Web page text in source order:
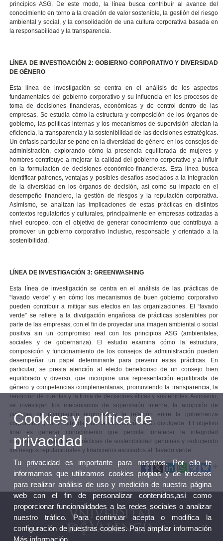
principios ASG. De este modo, la línea busca contribuir al avance del
conocimiento en torno a la creación de valor sostenible, la gestión del riesgo
ambiental y social, y la consolidación de una cultura corporativa basada en
la responsabilidad y la transparencia.
LÍNEA DE INVESTIGACIÓN 2: GOBIERNO CORPORATIVO Y DIVERSIDAD
DE GÉNERO
Esta línea de investigación se centra en el análisis de los aspectos
fundamentales del gobierno corporativo y su influencia en los procesos de
toma de decisiones financieras, económicas y de control dentro de las
empresas. Se estudia cómo la estructura y composición de los órganos de
gobierno, las políticas internas y los mecanismos de supervisión afectan la
eficiencia, la transparencia y la sostenibilidad de las decisiones estratégicas.
Un énfasis particular se pone en la diversidad de género en los consejos de
administración, explorando cómo la presencia equilibrada de mujeres y
hombres contribuye a mejorar la calidad del gobierno corporativo y a influir
en la formulación de decisiones económico-financieras. Esta línea busca
identificar patrones, ventajas y posibles desafíos asociados a la integración
de la diversidad en los órganos de decisión, así como su impacto en el
desempeño financiero, la gestión de riesgos y la reputación corporativa.
Asimismo, se analizan las implicaciones de estas prácticas en distintos
contextos regulatorios y culturales, principalmente en empresas cotizadas a
nivel europeo, con el objetivo de generar conocimiento que contribuya a
promover un gobierno corporativo inclusivo, responsable y orientado a la
sostenibilidad.
LÍNEA DE INVESTIGACIÓN 3: GREENWASHING
Esta línea de investigación se centra en el análisis de las prácticas de
“lavado verde” y en cómo los mecanismos de buen gobierno corporativo
pueden contribuir a mitigar sus efectos en las organizaciones. El “lavado
verde” se refiere a la divulgación engañosa de prácticas sostenibles por
parte de las empresas, con el fin de proyectar una imagen ambiental o social
positiva sin un compromiso real con los principios ASG (ambientales,
sociales y de gobernanza). El estudio examina cómo la estructura,
composición y funcionamiento de los consejos de administración pueden
desempeñar un papel determinante para prevenir estas prácticas. En
particular, se presta atención al efecto beneficioso de un consejo bien
equilibrado y diverso, que incorpore una representación equilibrada de
género y competencias complementarias, promoviendo la transparencia, la
rendición de cuentas y la toma de decisiones éticas y sostenibles. Asimismo,
se investigan los mecanismos de supervisión interna, la adopción de
políticas de divulgación rigurosas y la relación entre la gobernanza
corporativa y la credibilidad de la información ASG divulgada. El objetivo
final es generar conocimiento que permita fortalecer la integridad
corporativa, fomentando prácticas de sostenibilidad genuinas y reduciendo
los riesgos reputacionales y financieros asociados al “lavado verde”.
Cookies y política de
privacidad
Tu privacidad es importante para nosotros. Por ello te
informamos que utilizamos cookies propias y de terceros
para realizar análisis de uso y medición de nuestra página
web con el fin de personalizar contenidos,así como
proporcionar funcionalidades a las redes sociales o analizar
nuestro tráfico. Para continuar acepta o modifica la
configuración de nuestras cookies. Para ampliar información
Más información